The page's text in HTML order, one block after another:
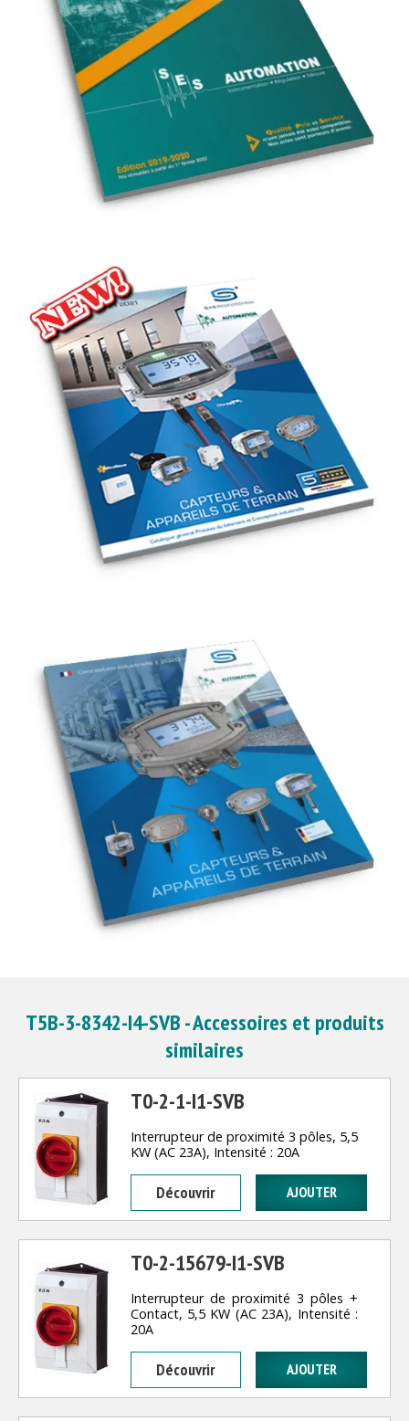
T5B-3-8342-I4-SVB - Accessoires et produits
similaires
T0-2-1-I1-SVB
Interrupteur de proximité 3 pôles, 5,5
KW (AC 23A), Intensité : 20A
Découvrir
T0-2-15679-I1-SVB
Interrupteur de proximité 3 pôles +
Contact, 5,5 KW (AC 23A), Intensité :
20A
Découvrir